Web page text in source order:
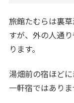
旅館たむらは裏
すが、外の人通
ります。
湯畑前の宿ほど
一軒宿ではありま